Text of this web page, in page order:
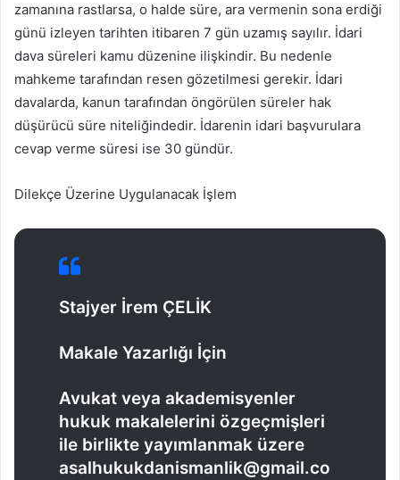
zamanına rastlarsa, o halde süre, ara vermenin sona erdiği
günü izleyen tarihten itibaren 7 gün uzamış sayılır. İdari
dava süreleri kamu düzenine ilişkindir. Bu nedenle
mahkeme tarafından resen gözetilmesi gerekir. İdari
davalarda, kanun tarafından öngörülen süreler hak
düşürücü süre niteliğindedir. İdarenin idari başvurulara
cevap verme süresi ise 30 gündür.
Dilekçe Üzerine Uygulanacak İşlem
Stajyer İrem ÇELİK
Makale Yazarlığı İçin
Avukat veya akademisyenler
hukuk makalelerini özgeçmişleri
ile birlikte yayımlanmak üzere
asalhukukdanismanlik@gmail.co